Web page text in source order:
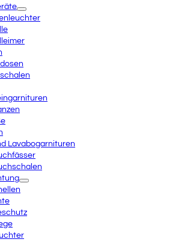
Lavabogarnituren